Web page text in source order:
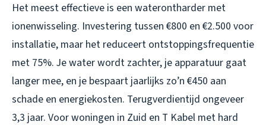
Het meest effectieve is een waterontharder met
ionenwisseling. Investering tussen €800 en €2.500 voor
installatie, maar het reduceert ontstoppingsfrequentie
met 75%. Je water wordt zachter, je apparatuur gaat
langer mee, en je bespaart jaarlijks zo’n €450 aan
schade en energiekosten. Terugverdientijd ongeveer
3,3 jaar. Voor woningen in Zuid en T Kabel met hard